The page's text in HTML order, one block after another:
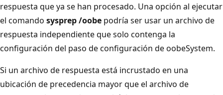
respuesta que ya se han procesado. Una opción al ejecutar
el comando sysprep /oobe podría ser usar un archivo de
respuesta independiente que solo contenga la
configuración del paso de configuración de oobeSystem.
Si un archivo de respuesta está incrustado en una
ubicación de precedencia mayor que el archivo de